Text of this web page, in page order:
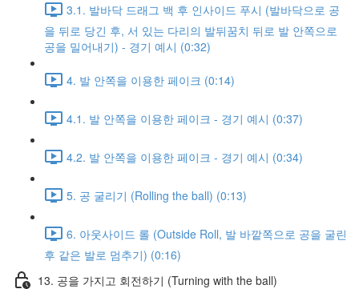
3.1. 발바닥 드래그 백 후 인사이드 푸시 (발바닥으로 공
을 뒤로 당긴 후, 서 있는 다리의 발뒤꿈치 뒤로 발 안쪽으로
공을 밀어내기) - 경기 예시 (0:32)
4. 발 안쪽을 이용한 페이크 (0:14)
4.1. 발 안쪽을 이용한 페이크 - 경기 예시 (0:37)
4.2. 발 안쪽을 이용한 페이크 - 경기 예시 (0:34)
5. 공 굴리기 (Rolling the ball) (0:13)
6. 아웃사이드 롤 (Outside Roll, 발 바깥쪽으로 공을 굴린
후 같은 발로 멈추기) (0:16)
13. 공을 가지고 회전하기 (Turning with the ball)